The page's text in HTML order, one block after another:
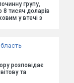
групу,
8 тисяч доларів
у втечі з
розповідає
та